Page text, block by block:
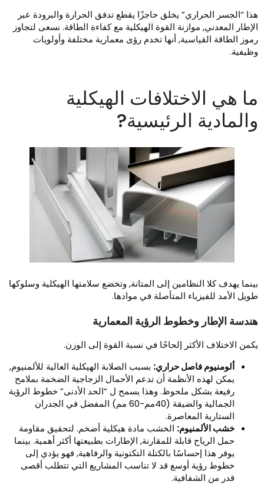
“الجسر الحراري” يخلق حاجزًا يقطع تدفق الحرارة والبرودة عبر
المعدني, موازنة القوة الهيكلية مع كفاءة الطاقة. نسعى لتجاوز
الطاقة القياسية, أنها تخدم رؤى معمارية مختلفة وأولويات
هي الاختلافات الهيكلية
الرئيسية?
يهدف كلا النظامين إلى المتانة, وتخضع سلامتها الهيكلية وسلوكها
الأمد للفيزياء المتأصلة في موادها.
الإطار وخطوط الرؤية المعمارية
الاختلاف الأكثر إلحاحًا في نسبة القوة إلى الوزن.
ألومنيوم فاصل حراري:بسبب الصلابة الهيكلية العالية للألمنيوم,
يمكن لهذه الأنظمة أن تدعم الأحمال الزجاجية الضخمة بملامح
رفيعة بشكل ملحوظ. وهذا يسمح ل “الحد الأدنى” خطوط الرؤية
الجمالية والضيقة (40مم-60 مم) المفضل في الجدران
الستارية المعاصرة.
خشب الألمنيوم:الخشب مادة هيكلية أضخم. لتحقيق مقاومة
حمل الرياح قابلة للمقارنة, الإطارات بطبيعتها أكثر أهمية. بينما
يوفر هذا إحساسًا بالكتلة التكتونية والرفاهية, فهو يؤدي إلى
خطوط رؤية أوسع قد لا تناسب المشاريع التي تتطلب أقصى
قدر من الشفافية.